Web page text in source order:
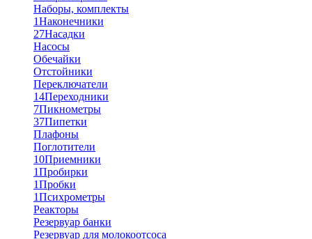
Наборы, комплекты
1Наконечники
27Насадки
Насосы
Обечайки
Отстойники
Переключатели
14Переходники
7Пикнометры
37Пипетки
Плафоны
Поглотители
10Приемники
1Пробирки
1Пробки
1Психрометры
Реакторы
Резервуар банки
Резервуар для молокоотсоса